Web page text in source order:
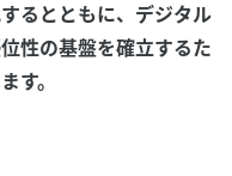
るとともに、デジタル
性の基盤を確立するた
す。